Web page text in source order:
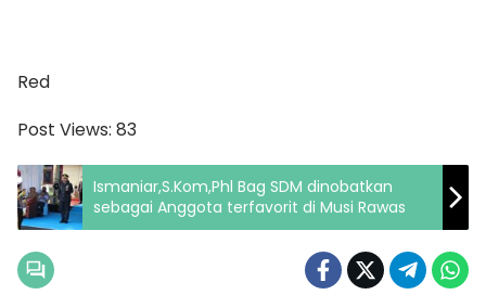
Red
Post Views: 83
Ismaniar,S.Kom,Phl Bag SDM dinobatkan
sebagai Anggota terfavorit di Musi Rawas